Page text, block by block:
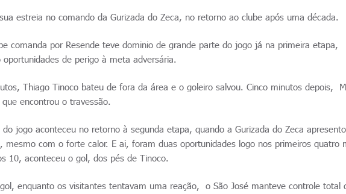
estreia no comando da Gurizada do Zeca, no retorno ao clube após uma década.
comanda por Resende teve dominio de grande parte do jogo já na primeira etapa,
oportunidades de perigo à meta adversária.
Thiago Tinoco bateu de fora da área e o goleiro salvou. Cinco minutos depois,
encontrou o travessão.
do jogo aconteceu no retorno à segunda etapa, quando a Gurizada do Zeca
mesmo com o forte calor. E ai, foram duas oportunidades logo nos primeiros quatro
10, aconteceu o gol, dos pés de Tinoco.
enquanto os visitantes tentavam uma reação, o São José manteve controle total